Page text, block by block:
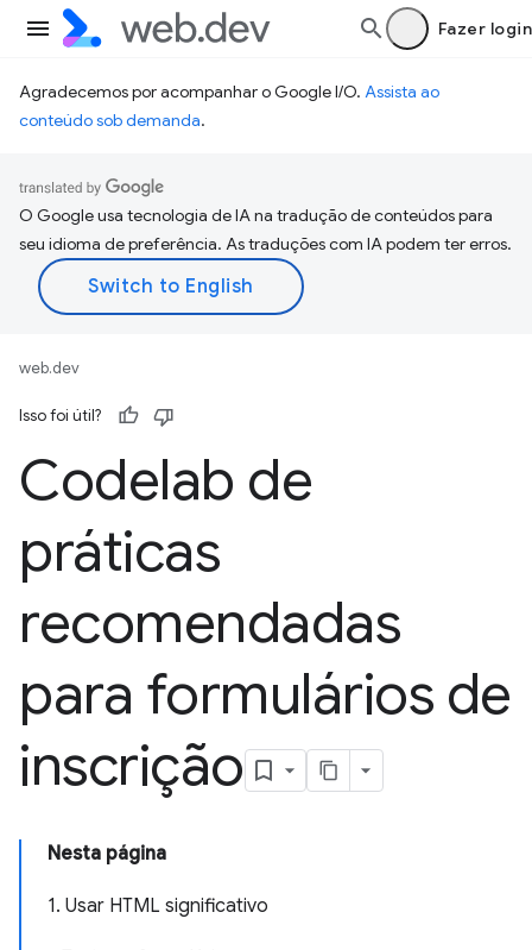
Fazer login
Agradecemos por acompanhar o Google I/O. Assista ao
conteúdo sob demanda.
O Google usa tecnologia de IA na tradução de conteúdos para
seu idioma de preferência. As traduções com IA podem ter erros.
web.dev
Isso foi útil?
Codelab de
práticas
recomendadas
para formulários de
inscrição
Nesta página
1. Usar HTML significativo